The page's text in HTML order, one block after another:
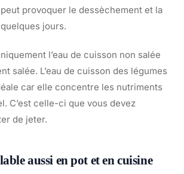
provoquer le dessèchement et la
jours.
l’eau de cuisson non salée
salée. L’eau de cuisson des légumes
car elle concentre les nutriments
C’est celle-ci que vous devez
de jeter.
aussi en pot et en cuisine